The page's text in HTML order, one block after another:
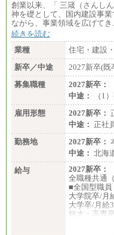
創業以来、「 三箴（さんし
神を礎として、国内建設事
ながら、事業領域を広げて
続きを読む
業種
住宅・建設
新卒／中途
2027新卒(既
募集職種
2027新卒：
中途：
（1
雇用形態
2027新卒：
中途： 正社
勤務地
2027新卒：
中途： 北海
給与
2027新卒：
全職種共通
■全国型職員
大学院卒/月
大学卒/月給
短大・高専